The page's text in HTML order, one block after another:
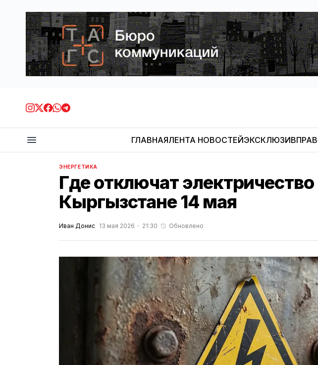
ГЛАВНАЯЛЕНТА НОВОСТЕЙЭКСКЛЮЗИВ
ЭНЕРГЕТИКА
Где отключат электричество
Кыргызстане 14 мая
Иван Донис 13 мая 2026 21:30 Обновлено